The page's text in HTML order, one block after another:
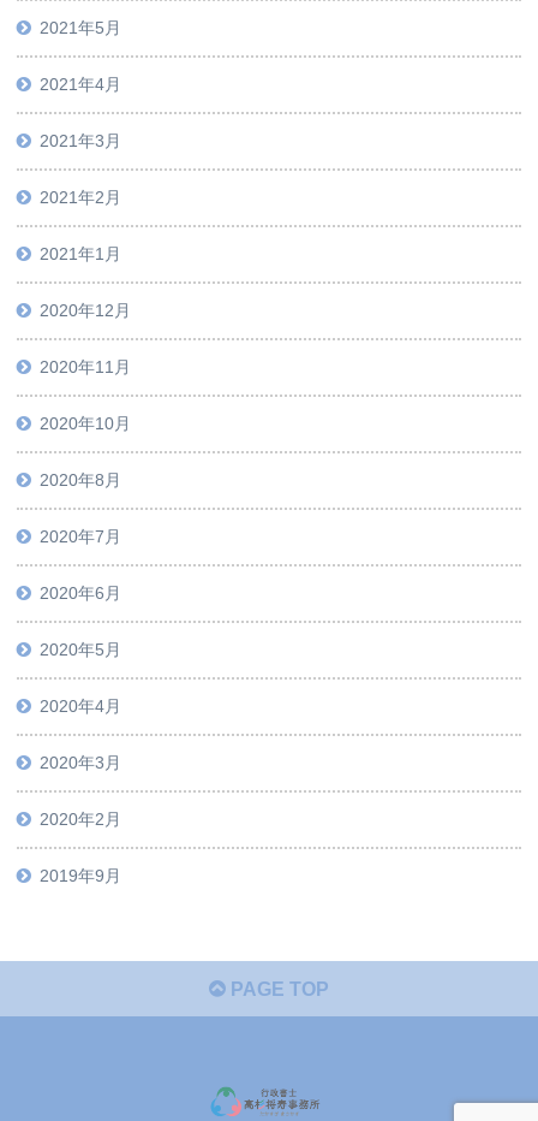
2021年5月
2021年4月
2021年3月
2021年2月
2021年1月
2020年12月
2020年11月
2020年10月
2020年8月
2020年7月
2020年6月
2020年5月
2020年4月
2020年3月
2020年2月
2019年9月
PAGE TOP